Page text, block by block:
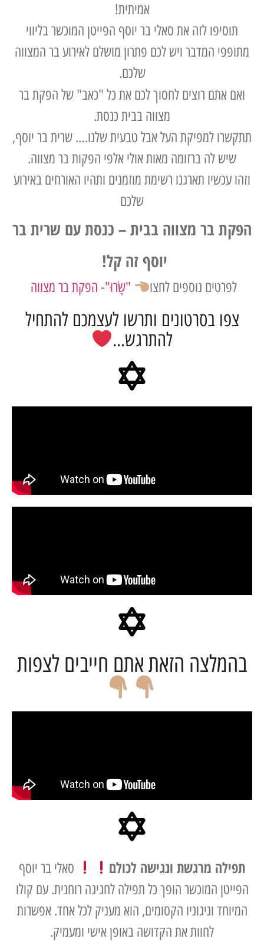
אמיתית!
לזה את סאלי בר יוסף הפייטן המוכשר בליווי
המדבר ויש לכם פתרון מושלם לאירוע בר המצווה
אתם רוצים לחסוך לכם את כל "כאב" של הפקת בר
מצווה בבית כנסת.
למפיקת העל אבל טבעית שלנו…. שרית בר יוסף,
לה ברזומה מאות אולי אלפי הפקות בר מצווה.
תארגנו רשימת מוזמנים ותהיו האורחים באירוע
בר מצווה בבית – כנסת עם שרית בר
יוסף זה קל!
נוספים לחצו "שָׂרוּ"- הפקת בר מצווה
בסרטונים ותרשו לעצמכם להתחיל
להתרגש...
הזאת אתם חייבים לצפות
מרגשת ונגישה לכולם
סאלי בר יוסף
המוכשר הופך כל תפילה לחגיגה רוחנית. עם קולו
וניגוניו הקסומים, הוא מעניק לכל אחד. אפשרות
לחוות את הקדושה באופן אישי ומעמיק.